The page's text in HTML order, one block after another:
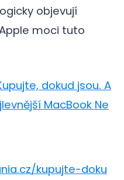
objevují
moci tuto
dokud jsou. A
MacBook Ne
kupujte-doku